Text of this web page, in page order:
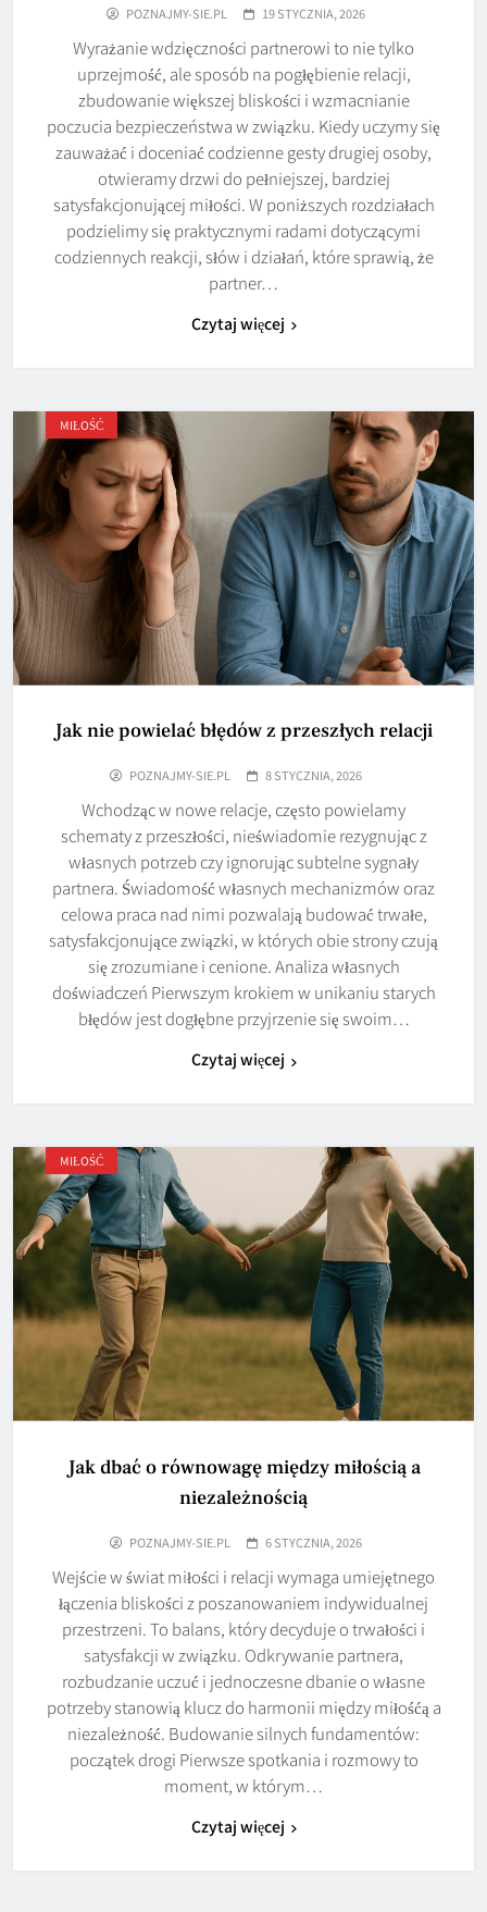
POZNAJMY-SIE.PL 19 STYCZNIA, 2026
Wyrażanie wdzięczności partnerowi to nie tylko
uprzejmość, ale sposób na pogłębienie relacji,
zbudowanie większej bliskości i wzmacnianie
poczucia bezpieczeństwa w związku. Kiedy uczymy się
zauważać i doceniać codzienne gesty drugiej osoby,
otwieramy drzwi do pełniejszej, bardziej
satysfakcjonującej miłości. W poniższych rozdziałach
podzielimy się praktycznymi radami dotyczącymi
codziennych reakcji, słów i działań, które sprawią, że
partner…
Czytaj więcej
MIŁOŚĆ
Jak nie powielać błędów z przeszłych relacji
POZNAJMY-SIE.PL 8 STYCZNIA, 2026
Wchodząc w nowe relacje, często powielamy
schematy z przeszłości, nieświadomie rezygnując z
własnych potrzeb czy ignorując subtelne sygnały
partnera. Świadomość własnych mechanizmów oraz
celowa praca nad nimi pozwalają budować trwałe,
satysfakcjonujące związki, w których obie strony czują
się zrozumiane i cenione. Analiza własnych
doświadczeń Pierwszym krokiem w unikaniu starych
błędów jest dogłębne przyjrzenie się swoim…
Czytaj więcej
MIŁOŚĆ
Jak dbać o równowagę między miłością a
niezależnością
POZNAJMY-SIE.PL 6 STYCZNIA, 2026
Wejście w świat miłości i relacji wymaga umiejętnego
łączenia bliskości z poszanowaniem indywidualnej
przestrzeni. To balans, który decyduje o trwałości i
satysfakcji w związku. Odkrywanie partnera,
rozbudzanie uczuć i jednoczesne dbanie o własne
potrzeby stanowią klucz do harmonii między miłośćą a
niezależność. Budowanie silnych fundamentów:
początek drogi Pierwsze spotkania i rozmowy to
moment, w którym…
Czytaj więcej